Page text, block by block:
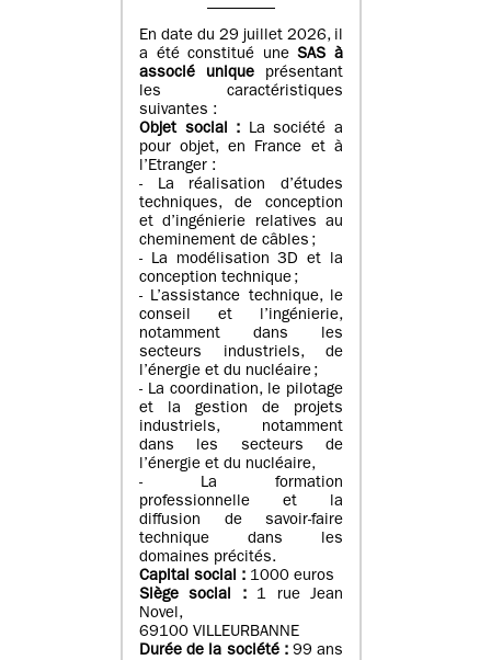
En date du 29 juillet 2026, il
a été constitué uneSAS à
associé unique présentant
les caractéristiques
suivantes :
Objet social : La société a
pour objet, en France et à
l’Etranger :
- La réalisation d’études
techniques, de conception
et d’ingénierie relatives au
cheminement de câbles ;
- La modélisation 3D et la
conception technique ;
- L’assistance technique, le
conseil et l’ingénierie,
notamment dans les
secteurs industriels, de
l’énergie et du nucléaire ;
- La coordination, le pilotage
et la gestion de projets
industriels, notamment
dans les secteurs de
l’énergie et du nucléaire,
- La formation
professionnelle et la
diffusion de savoir-faire
technique dans les
domaines précités.
Capital social : 1000 euros
Siège social :1 rue Jean
Novel,
69100 VILLEURBANNE
Durée de la société :99 ans